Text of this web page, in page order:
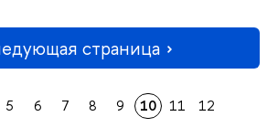
страница
5 6 7 8 9 10 11
12